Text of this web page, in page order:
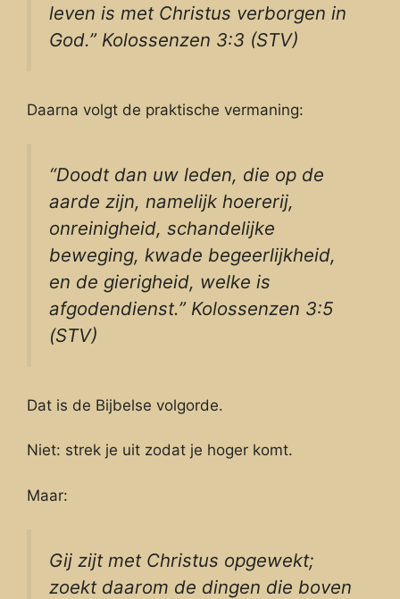
leven is met Christus verborgen in
God.” Kolossenzen 3:3 (STV)
Daarna volgt de praktische vermaning:
“Doodt dan uw leden, die op de
aarde zijn, namelijk hoererij,
onreinigheid, schandelijke
beweging, kwade begeerlijkheid,
en de gierigheid, welke is
afgodendienst.” Kolossenzen 3:5
(STV)
Dat is de Bijbelse volgorde.
Niet: strek je uit zodat je hoger komt.
Maar:
Gij zijt met Christus opgewekt;
zoekt daarom de dingen die boven